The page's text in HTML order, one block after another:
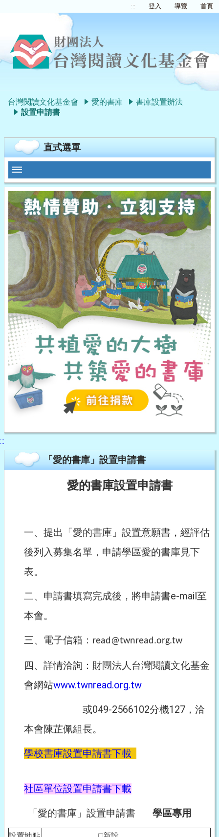
::: 登入 導覽 首頁
台灣閱讀文化基金會 愛的書庫
書庫設置辦法
設置申請書
直式選單
:::
「愛的書庫」設置申請書
愛的書庫設置申請書
一、提出「愛的書庫」設置意願書，經評估
後列入募集名單，申請學區愛的書庫見下
表。
二、申請書填寫完成後，將申請書e-mail至
本會。
三、電子信箱： read@twnread.org.tw
四、詳情洽詢：財團法人台灣閱讀文化基金
會網站www.twnread.org.tw
或049-2566102分機127，洽
本會陳芷佩組長。
學校書庫設置申請書下載
社區單位設置申請書下載
「愛的書庫」設置申請書 學區專用